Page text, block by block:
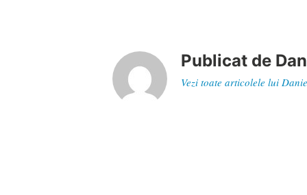
Publicat de
Vezi toate articolele lui